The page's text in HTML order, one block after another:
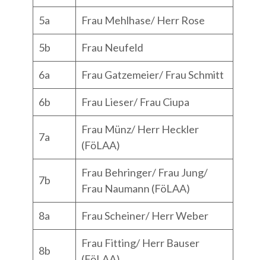
5a Frau Mehlhase/ Herr Rose
5b Frau Neufeld
6a Frau Gatzemeier/ Frau Schmitt
6b Frau Lieser/ Frau Ciupa
7a
Frau Münz/ Herr Heckler
(FöLAA)
7b
Frau Behringer/ Frau Jung/
Frau Naumann (FöLAA)
8a Frau Scheiner/ Herr Weber
8b
Frau Fitting/ Herr Bauser